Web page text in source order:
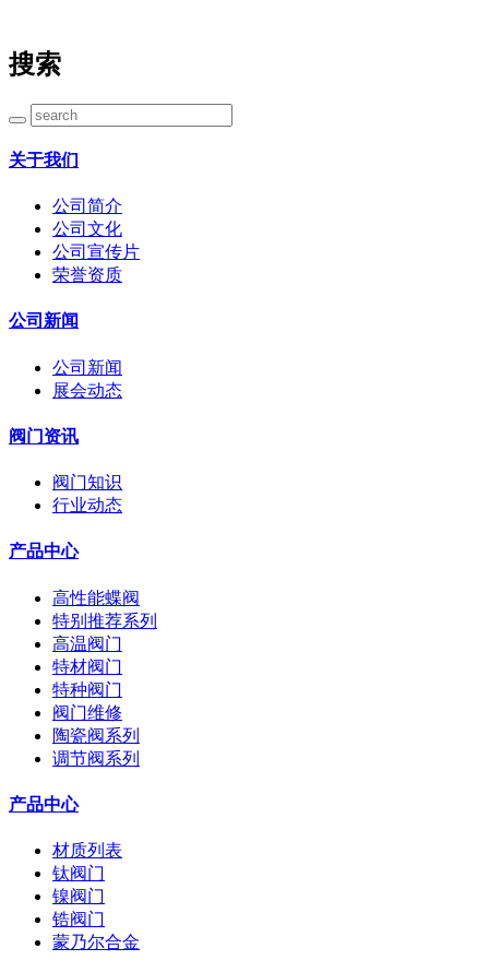
搜索
关于我们
公司简介
公司文化
公司宣传片
荣誉资质
公司新闻
公司新闻
展会动态
阀门资讯
阀门知识
行业动态
产品中心
高性能蝶阀
特别推荐系列
高温阀门
特材阀门
特种阀门
阀门维修
陶瓷阀系列
调节阀系列
产品中心
材质列表
钛阀门
镍阀门
锆阀门
蒙乃尔合金